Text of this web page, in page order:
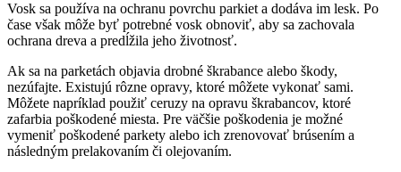
Vosk sa používa na ochranu povrchu parkiet a dodáva im lesk. Po
čase však môže byť potrebné vosk obnoviť, aby sa zachovala
ochrana dreva a predĺžila jeho životnosť.
Ak sa na parketách objavia drobné škrabance alebo škody,
nezúfajte. Existujú rôzne opravy, ktoré môžete vykonať sami.
Môžete napríklad použiť ceruzy na opravu škrabancov, ktoré
zafarbia poškodené miesta. Pre väčšie poškodenia je možné
vymeniť poškodené parkety alebo ich zrenovovať brúsením a
následným prelakovaním či olejovaním.